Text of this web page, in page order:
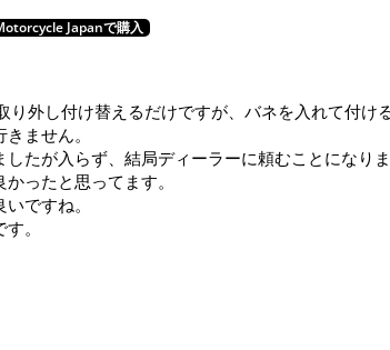
り外し付け替えるだけですが、バネを入れて付け
ません。
したが入らず、結局ディーラーに頼むことになりま
ったと思ってます。
ですね。
。